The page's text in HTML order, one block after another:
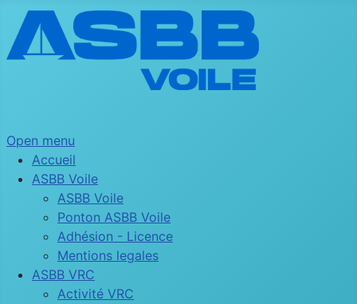
Open menu
Accueil
ASBB Voile
ASBB Voile
Ponton ASBB Voile
Adhésion - Licence
Mentions legales
ASBB VRC
Activité VRC